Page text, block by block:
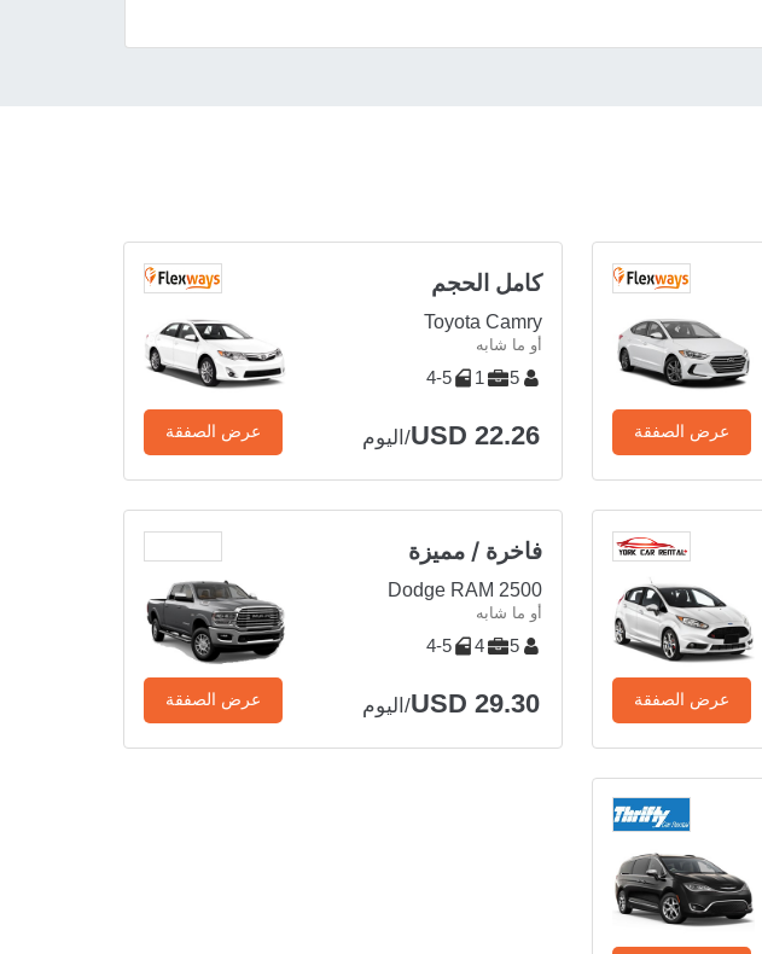
عرض الصفقة
كامل الحجم
Toyota Camry
أو ما شابه
5
1
4-5
USD 22.26/اليوم عرض الصفقة
عرض الصفقة
فاخرة / مميزة
Dodge RAM 2500
أو ما شابه
5
4
4-5
USD 29.30/اليوم عرض الصفقة